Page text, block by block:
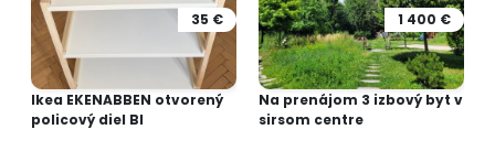
35 €
Ikea EKENABBEN otvorený
policový diel BI
1 400 €
Na prenájom 3 izbový byt v
sirsom centre